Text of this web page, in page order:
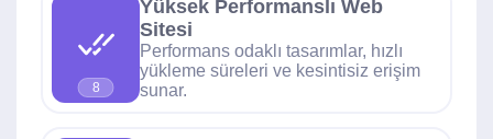
8
Yüksek Performanslı Web
Sitesi
Performans odaklı tasarımlar, hızlı
yükleme süreleri ve kesintisiz erişim
sunar.